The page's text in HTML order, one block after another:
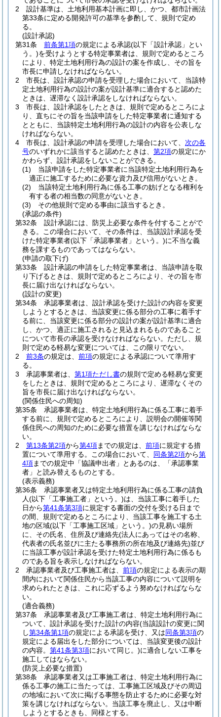
2
設計基準は、土地利用基本計画に即し、かつ、都市計画法
第33条に定める開発許可の基準を参酌して、規則で定め
る。
(設計承認)
第31条
前条第1項の規定による承認(以下「設計承認」とい
う。)を受けようとする特定事業者は、規則で定めるところ
により、特定土地利用行為の設計の案を作成し、その旨を
市長に申請しなければならない。
2
市長は、設計承認の申請を受理した場合において、当該特
定土地利用行為の設計の案が設計基準に適合すると認めた
ときは、遅滞なく設計承認をしなければならない。
3
市長は、設計承認をしたときは、規則で定めるところによ
り、直ちにその旨を当該申請をした特定事業者に通知する
とともに、当該特定土地利用行為の設計の内容を公表しな
ければならない。
4
市長は、設計承認の申請を受理した場合において、 次の各
号のいずれかに該当すると認めたときは、 第2項の規定にか
かわらず、設計承認をしないことができる。
(1)
当該申請をした特定事業者に当該特定土地利用行為を
適正に施工するために必要な資力及び信用がないとき。
(2)
当該特定土地利用行為に係る工事の妨げとなる権利を
有する者の相当数の同意がないとき。
(3)
その他規則で定める事由に該当するとき。
(承認の条件)
第32条
設計承認には、防災上必要な条件を付することがで
きる。
この場合において、その条件は、当該設計承認を受
けた特定事業者(以下「承認事業者」という。)に不当な義
務を課するものであってはならない。
(申請の取下げ)
第33条
設計承認の申請をした特定事業者は、当該申請を取
り下げるときは、規則で定めるところにより、その旨を市
長に届け出なければならない。
(設計の変更)
第34条
承認事業者は、設計承認を受けた設計の内容を変更
しようとするときは、当該変更に係る部分の工事に着手す
る前に、当該変更に係る部分の設計の案が設計基準に適合
し、かつ、適正に施工されると見込まれるものであること
について市長の承認を受けなければならない。 ただし、規
則で定める軽易な変更については、この限りでない。
2
前3条の規定は、 前項の規定による承認について準用す
る。
3
承認事業者は、 第1項ただし書の規則で定める軽易な変更
をしたときは、規則で定めるところにより、遅滞なくその
旨を市長に届け出なければならない。
(関係住民への周知)
第35条
承認事業者は、特定土地利用行為に係る工事に着手
する前に、規則で定めるところにより、説明会の開催等関
係住民への周知のために必要な措置を講じなければならな
い。
2
第13条第2項から第4項までの規定は、 前項に規定する措
置について準用する。
この場合において、 同条第2項から第
4項までの規定中「協議申出者」とあるのは、「承認事業
者」と読み替えるものとする。
(表示義務)
第36条
承認事業者又は特定土地利用行為に係る工事の請負
人(以下「工事施工者」という。)は、当該工事に着手した
日から第41条第3項に規定する書面の交付を受ける日まで
の間、規則で定めるところにより、当該工事を施工する土
地の区域(以下「工事施工区域」という。)の見易い場所
に、その氏名、住所及び連絡先(法人にあってはその名称、
代表者の氏名並びに主たる事務所の所在地及び連絡先)並び
に当該工事が設計承認を受けた特定土地利用行為に係るも
のである旨を表示しなければならない。
2
承認事業者及び工事施工者は、 前項の規定による表示の期
間内において関係住民から当該工事の内容について説明を
求められたときは、これに応ずるよう努めなければならな
い。
(適合義務)
第37条
承認事業者及び工事施工者は、特定土地利用行為に
ついて、設計承認を受けた設計の内容(当該設計の変更に関
し第34条第1項の規定による承認を受け、又は同条第3項の
規定による届出をした部分については、当該変更後の設計
の内容。 第41条第3項において同じ。)に適合しない工事を
施工してはならない。
(防災上必要な措置)
第38条
承認事業者又は工事施工者は、特定土地利用行為に
係る工事の施工に当たっては、工事施工区域及びその周辺
の地域において次に掲げる事態を防止するために必要な対
策を講じなければならない。 当該工事を廃止し、又は中断
しようとするときも、同様とする。